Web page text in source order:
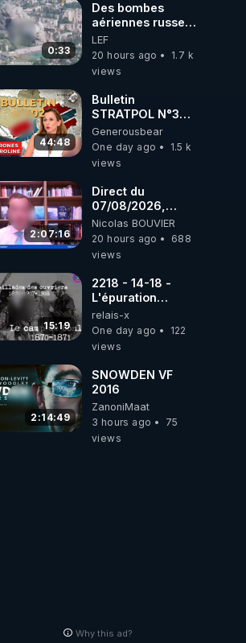
0:33
Des bombes
aériennes russes
anéantissent les
centres de
contrôle de
brigades
ukrainienne
LEF
20 hours ago
1.7 k
views
44:48
Bulletin
STRATPOL N°302.
Armée des
drones, MS-21 en
série, missiles
07.08.2026.
Generousbear
One day ago
1.5 k
views
2:07:16
Direct du
07/08/2026,
présenté par
Nicolas BOUVIER
Nicolas BOUVIER
20 hours ago
688
views
15:19
2218 - 14-18 -
L'épuration
républicaine
organisée par les
frères de la
relais-x
One day ago
122
views
2:14:49
SNOWDEN VF
2016
ZanoniMaat
3 hours ago
75
views
Why this ad?